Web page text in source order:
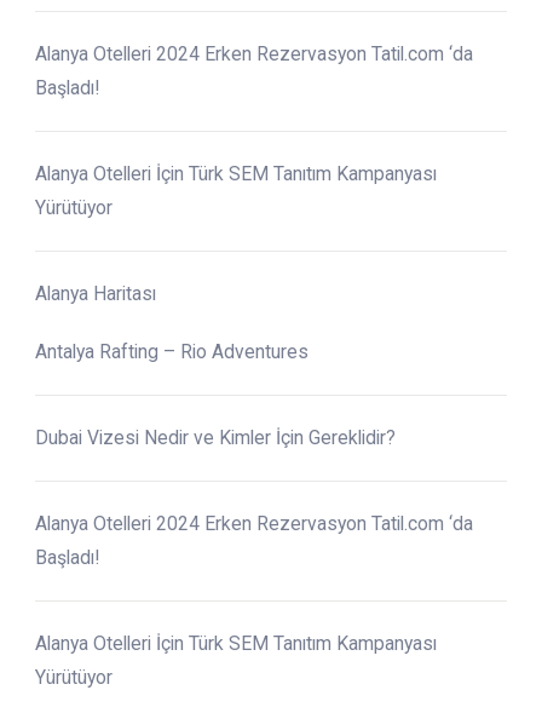
Alanya Otelleri 2024 Erken Rezervasyon Tatil.com ‘da
Başladı!
Alanya Otelleri İçin Türk SEM Tanıtım Kampanyası
Yürütüyor
Alanya Haritası
Antalya Rafting – Rio Adventures
Dubai Vizesi Nedir ve Kimler İçin Gereklidir?
Alanya Otelleri 2024 Erken Rezervasyon Tatil.com ‘da
Başladı!
Alanya Otelleri İçin Türk SEM Tanıtım Kampanyası
Yürütüyor